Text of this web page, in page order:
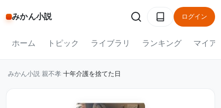
みかん小説 ログイン
ホーム トピック ライブラリ ランキング マイア
みかん小説 親不孝 十年介護を捨てた日